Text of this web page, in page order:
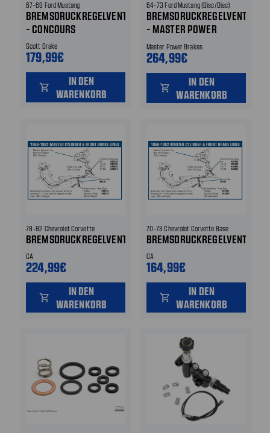
67-69 Ford Mustang
BREMSDRUCKREGELVENTIL
- CONCOURS
Scott Drake
179,99€
shopping_cart
IN DEN
WARENKORB
64-73 Ford Mustang (Disc/Disc)
BREMSDRUCKREGELVENTIL
- MASTER POWER
BRAKES - SCHWARZ -
MIT
BREMSDRUCKREGELVENTIL
Master Power Brakes
264,99€
shopping_cart
IN DEN
WARENKORB
78-82 Chevrolet Corvette
BREMSDRUCKREGELVENTIL
CA
224,99€
shopping_cart
IN DEN
WARENKORB
70-73 Chevrolet Corvette Base
BREMSDRUCKREGELVENTIL
CA
164,99€
shopping_cart
IN DEN
WARENKORB